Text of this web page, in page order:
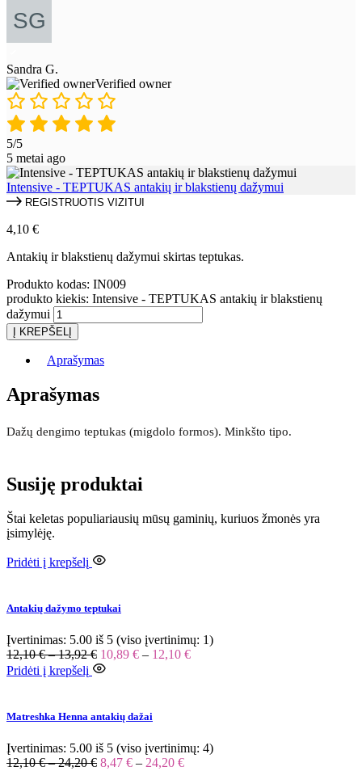
Sandra G.
Verified owner
5/5
5 metai ago
Intensive - TEPTUKAS antakių ir blakstienų dažymui
REGISTRUOTIS VIZITUI
4,10 €
Antakių ir blakstienų dažymui skirtas teptukas.
Produkto kodas: IN009
produkto kiekis: Intensive - TEPTUKAS antakių ir blakstienų
dažymui
Į KREPŠELĮ
Aprašymas
Aprašymas
Dažų dengimo teptukas (migdolo formos). Minkšto tipo.
Susiję produktai
Štai keletas populiariausių mūsų gaminių, kuriuos žmonės yra
įsimylėję.
Pridėti į krepšelį
Antakių dažymo teptukai
Įvertinimas: 5.00 iš 5 (viso įvertinimų: 1)
12,10€–13,92€ 10,89 € – 12,10 €
Pridėti į krepšelį
Matreshka Henna antakių dažai
Įvertinimas: 5.00 iš 5 (viso įvertinimų: 4)
12,10€–24,20€ 8,47 € – 24,20 €